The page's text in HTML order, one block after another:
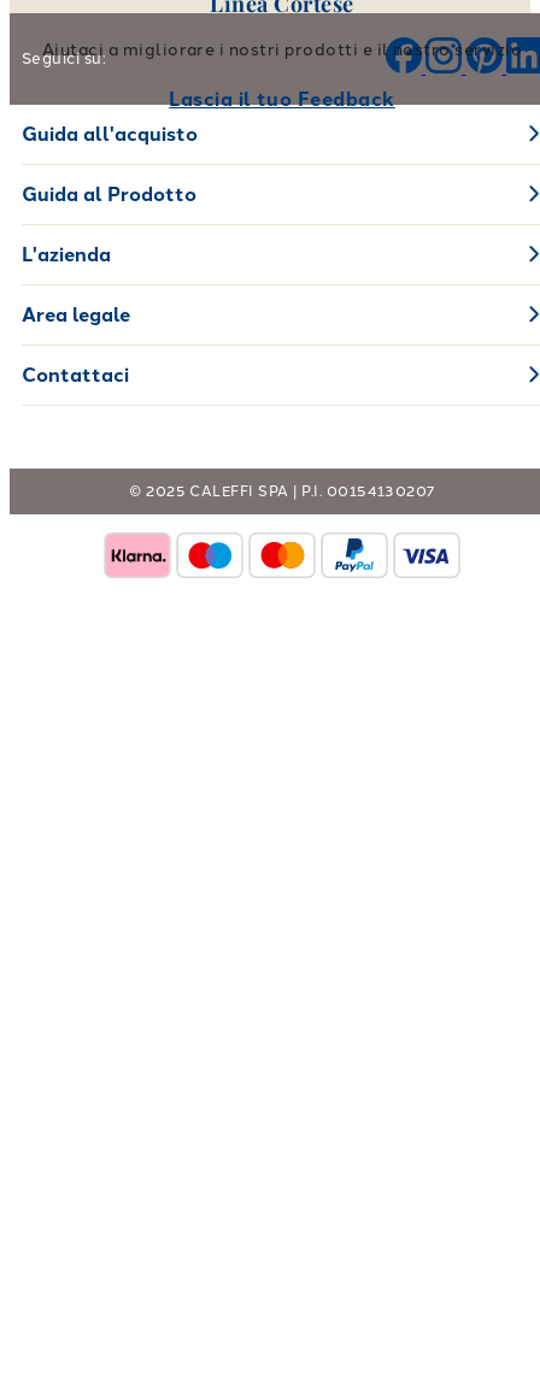
Aiutaci a migliorare i nostri prodotti e il nostro servizio
Lascia il tuo Feedback
Seguici su:
Guida all'acquisto
Guida al Prodotto
L'azienda
Area legale
Contattaci
© 2025 CALEFFI SPA | P.I. 00154130207